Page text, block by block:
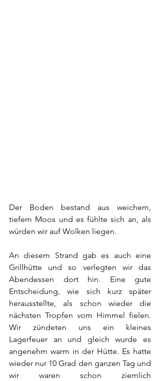
Der Boden bestand aus weichem,
tiefem Moos und es fühlte sich an, als
würden wir auf Wolken liegen.
An diesem Strand gab es auch eine
Grillhütte und so verlegten wir das
Abendessen dort hin. Eine gute
Entscheidung, wie sich kurz später
herausstellte, als schon wieder die
nächsten Tropfen vom Himmel fielen.
Wir zündeten uns ein kleines
Lagerfeuer an und gleich wurde es
angenehm warm in der Hütte. Es hatte
wieder nur 10 Grad den ganzen Tag und
wir waren schon ziemlich